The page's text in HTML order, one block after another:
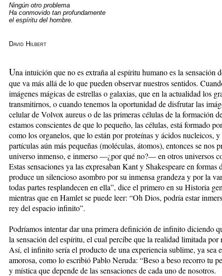
Ningún otro problema
Ha conmovido tan profundamente
el espíritu del hombre.
David Hilbert
Una intuición que no es extraña al espíritu humano es la sensación
que va más allá de lo que pueden observar nuestros sentidos.
imágenes mágicas de estrellas o galaxias, que en la actualidad los
transmitirnos, o cuando tenemos la oportunidad de disfrutar las
celular de Volvox aureus o de las primeras células de la formación
estamos conscientes de que lo pequeño, las células, está formado
como los organelos, que lo están por proteínas y ácidos nucleicos,
partículas aún más pequeñas (moléculas, átomos), entonces se nos
universo inmenso, e inmerso —¿por qué no?— en otros universos
Estas sensaciones ya las expresaban Kant y Shakespeare en
produce un silencioso asombro por su inmensa grandeza y por la
todas partes resplandecen en ella”, dice el primero en su Historia
mientras que en Hamlet se puede leer: “Oh Dios, podría estar
rey del espacio infinito”.
Podríamos intentar dar una primera definición de infinito diciendo
la sensación del espíritu, el cual percibe que la realidad limitada por
Así, el infinito sería el producto de una experiencia sublime, ya sea
amorosa, como lo escribió Pablo Neruda: “Beso a beso recorro
y mística que depende de las sensaciones de cada uno de nosotros.